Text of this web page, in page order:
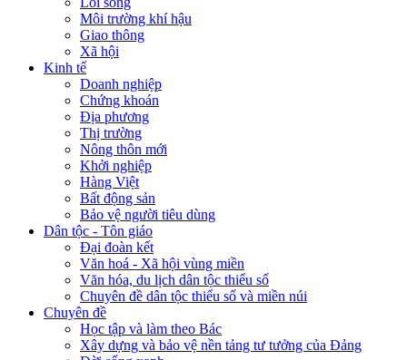
Môi trường khí hậu
Giao thông
Xã hội
Kinh tế
Doanh nghiệp
Chứng khoán
Địa phương
Thị trường
Nông thôn mới
Khởi nghiệp
Hàng Việt
Bất động sản
Bảo vệ người tiêu dùng
Dân tộc - Tôn giáo
Đại đoàn kết
Văn hoá - Xã hội vùng miền
Văn hóa, du lịch dân tộc thiểu số
Chuyên đề dân tộc thiểu số và miền núi
Chuyên đề
Học tập và làm theo Bác
Xây dựng và bảo vệ nền tảng tư tưởng của Đảng